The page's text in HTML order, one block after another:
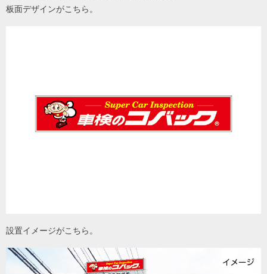
板面デザインがこちら。
設置イメージがこちら。